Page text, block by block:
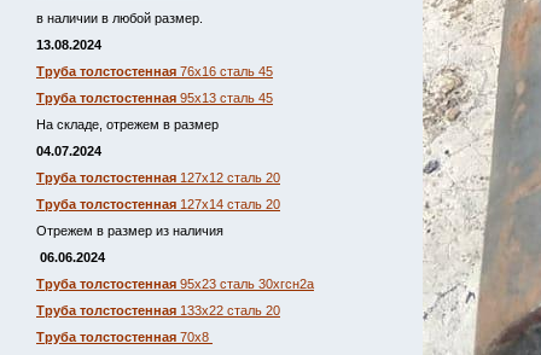
в наличии в любой размер.
13.08.2024
Труба толстостенная 76х16 сталь 45
Труба толстостенная 95х13 сталь 45
На складе, отрежем в размер
04.07.2024
Труба толстостенная 127х12 сталь 20
Труба толстостенная 127х14 сталь 20
Отрежем в размер из наличия
06.06.2024
Труба толстостенная 95х23 сталь 30хгсн2а
Труба толстостенная 133х22 сталь 20
Труба толстостенная 70х8